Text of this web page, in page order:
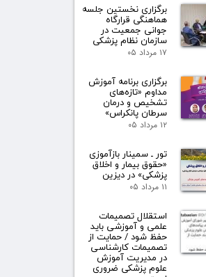
برگزاری نخستین جلسه
هماهنگی قرارگاه
جوانی جمعیت در
سازمان نظام پزشکی
۱۷ مرداد ۰۵
برگزاری برنامه آموزش
مداوم «تازه‌های
تشخیص و درمان
سرطان پانکراس»
۱۲ مرداد ۰۵
تور ـ سمینار بازآموزی
«حقوق بیمار و اخلاق
پزشکی» در دیزین
۱۱ مرداد ۰۵
استقلال تصمیمات
علمی و آموزشی باید
حفظ شود / حمایت از
تصمیمات کارشناسی
در مدیریت آموزش
علوم پزشکی ضروری